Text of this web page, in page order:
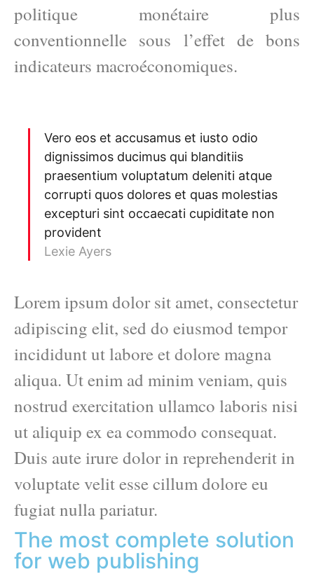
politique monétaire plus
conventionnelle sous l’effet de bons
indicateurs macroéconomiques.
Vero eos et accusamus et iusto odio
dignissimos ducimus qui blanditiis
praesentium voluptatum deleniti atque
corrupti quos dolores et quas molestias
excepturi sint occaecati cupiditate non
provident
Lexie Ayers
Lorem ipsum dolor sit amet, consectetur
adipiscing elit, sed do eiusmod tempor
incididunt ut labore et dolore magna
aliqua. Ut enim ad minim veniam, quis
nostrud exercitation ullamco laboris nisi
ut aliquip ex ea commodo consequat.
Duis aute irure dolor in reprehenderit in
voluptate velit esse cillum dolore eu
fugiat nulla pariatur.
The most complete solution
for web publishing